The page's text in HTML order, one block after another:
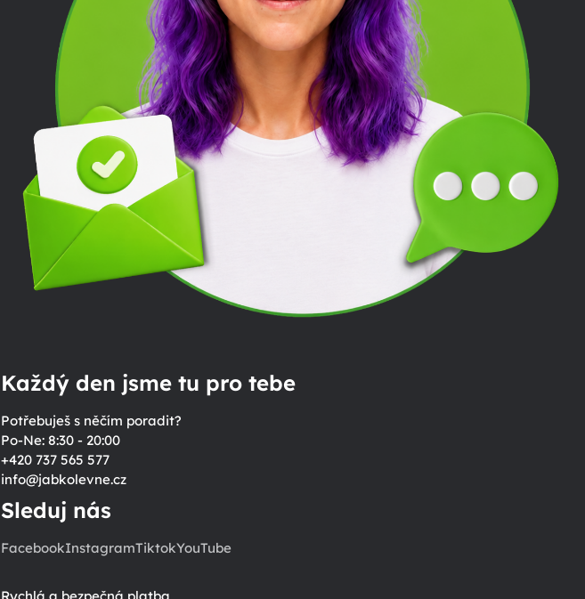
Každý den jsme tu pro tebe
Potřebuješ s něčím poradit?
Po-Ne: 8:30 - 20:00
+420 737 565 577
info@jabkolevne.cz
Sleduj nás
FacebookInstagramTiktokYouTube